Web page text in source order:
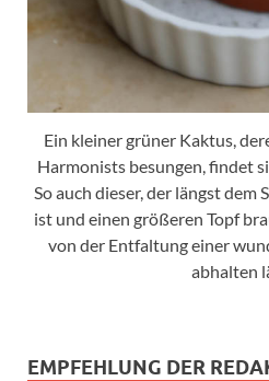
Ein kleiner grüner Kaktus,
Harmonists besungen, findet
So auch dieser, der längst dem
ist und einen größeren Topf
von der Entfaltung einer
abhalten
EMPFEHLUNG DER